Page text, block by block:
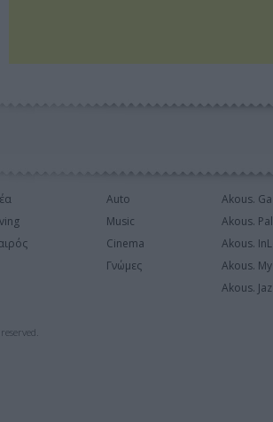
Auto
Music
Cinema
Γνώμες
Akous.
Akous.
Akous.
Akous.
Akous.